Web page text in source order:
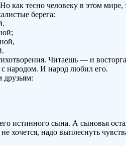
как тесно человеку в этом
берега:
Читаешь — и
народом. И народ любил его.
истинного сына. А сыновья
хочется, надо выплеснуть